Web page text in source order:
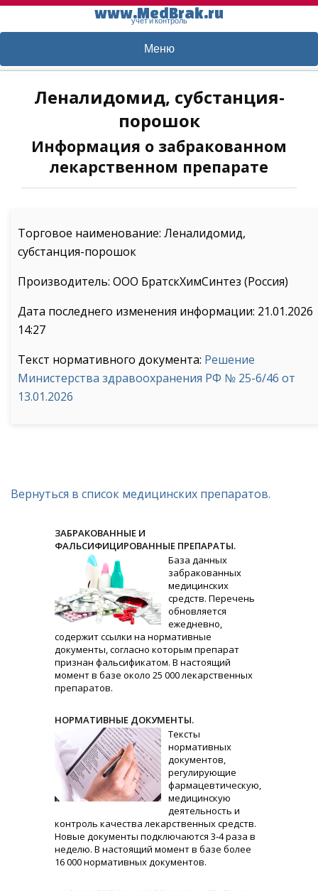
www.MedBrak.ru
учет и контроль
Меню
Леналидомид, субстанция-
порошок
Информация о забракованном
лекарственном препарате
Торговое наименование: Леналидомид,
субстанция-порошок
Производитель: ООО БратскХимСинтез (Россия)
Дата последнего изменения информации: 21.01.2026
14:27
Текст нормативного документа: Решение
Министерства здравоохранения РФ № 25-6/46 от
13.01.2026
Вернуться в список медицинских препаратов.
ЗАБРАКОВАННЫЕ И
ФАЛЬСИФИЦИРОВАННЫЕ ПРЕПАРАТЫ.
База данных
забракованных
медицинских
средств. Перечень
обновляется
ежедневно,
содержит ссылки на нормативные
документы, согласно которым препарат
признан фальсификатом. В настоящий
момент в базе около 25 000 лекарственных
препаратов.
НОРМАТИВНЫЕ ДОКУМЕНТЫ.
Тексты
нормативных
документов,
регулирующие
фармацевтическую,
медицинскую
деятельность и
контроль качества лекарственных средств.
Новые документы подключаются 3-4 раза в
неделю. В настоящий момент в базе более
16 000 нормативных документов.